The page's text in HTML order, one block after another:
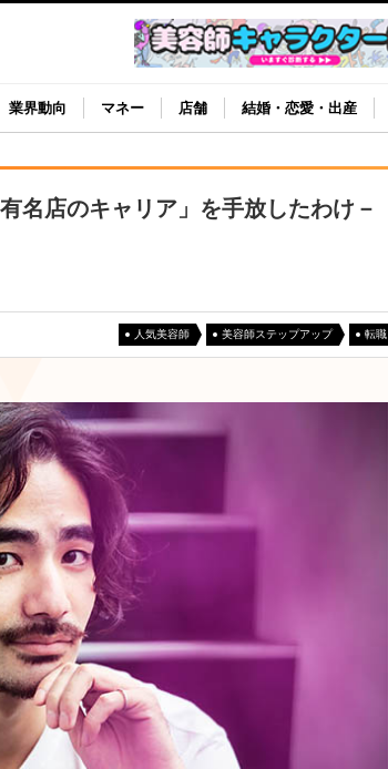
業界動向 マネー 店舗 結婚・恋愛・出産
名店のキャリア」を手放したわけ－
人気美容師 美容師ステップアップ 転職